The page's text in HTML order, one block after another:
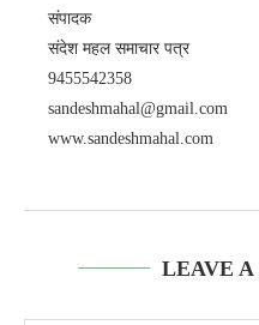
संपादक
संदेश महल समाचार पत्र
9455542358
sandeshmahal@gmail.com
www.sandeshmahal.com
LEAVE